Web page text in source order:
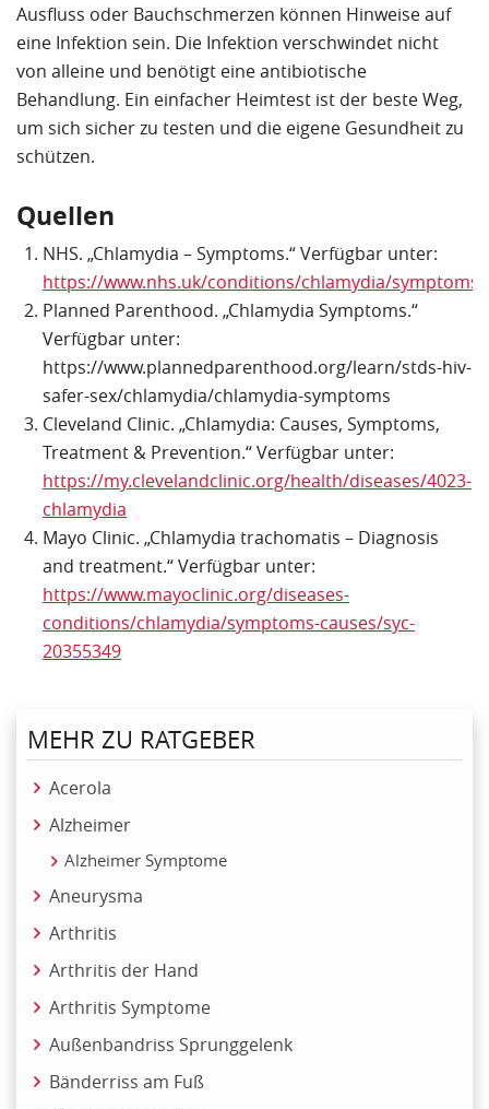
Ausfluss oder Bauchschmerzen können Hinweise auf
eine Infektion sein. Die Infektion verschwindet nicht
von alleine und benötigt eine antibiotische
Behandlung. Ein einfacher Heimtest ist der beste Weg,
um sich sicher zu testen und die eigene Gesundheit zu
schützen.
Quellen
NHS. „Chlamydia – Symptoms.“ Verfügbar unter:
https://www.nhs.uk/conditions/chlamydia/symptoms/
Planned Parenthood. „Chlamydia Symptoms.“
Verfügbar unter:
https://www.plannedparenthood.org/learn/stds-hiv-
safer-sex/chlamydia/chlamydia-symptoms
Cleveland Clinic. „Chlamydia: Causes, Symptoms,
Treatment & Prevention.“ Verfügbar unter:
https://my.clevelandclinic.org/health/diseases/4023-
chlamydia
Mayo Clinic. „Chlamydia trachomatis – Diagnosis
and treatment.“ Verfügbar unter:
https://www.mayoclinic.org/diseases-
conditions/chlamydia/symptoms-causes/syc-
20355349
MEHR ZU RATGEBER
Acerola
Alzheimer
Alzheimer Symptome
Aneurysma
Arthritis
Arthritis der Hand
Arthritis Symptome
Außenbandriss Sprunggelenk
Bänderriss am Fuß